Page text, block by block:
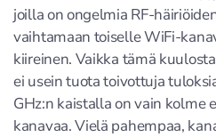
joilla on ongelmia RF-
vaihtamaan toiselle WiFi-
kiireinen. Vaikka tämä
ei usein tuota toivottuja
GHz:n kaistalla on vain kolme
kanavaa. Vielä pahempaa,